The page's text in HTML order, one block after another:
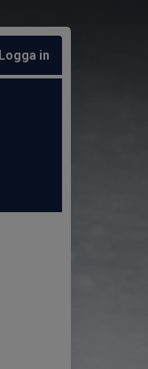
Logga in